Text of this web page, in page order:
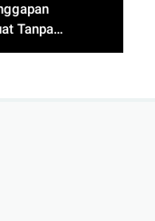
Tanpa
Tim Berposisi